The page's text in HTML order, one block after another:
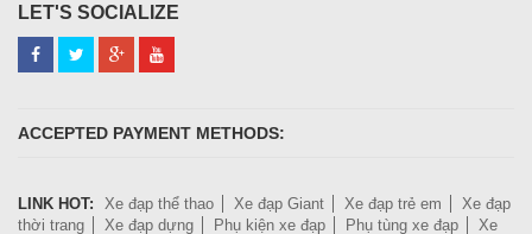
LET'S SOCIALIZE
ACCEPTED PAYMENT METHODS:
LINK HOT: Xe đạp thể thao Xe đạp Giant Xe đạp trẻ em
Xe đạp
thời trang
Xe đạp dựng Phụ kiện xe đạp Phụ tùng xe đạp Xe